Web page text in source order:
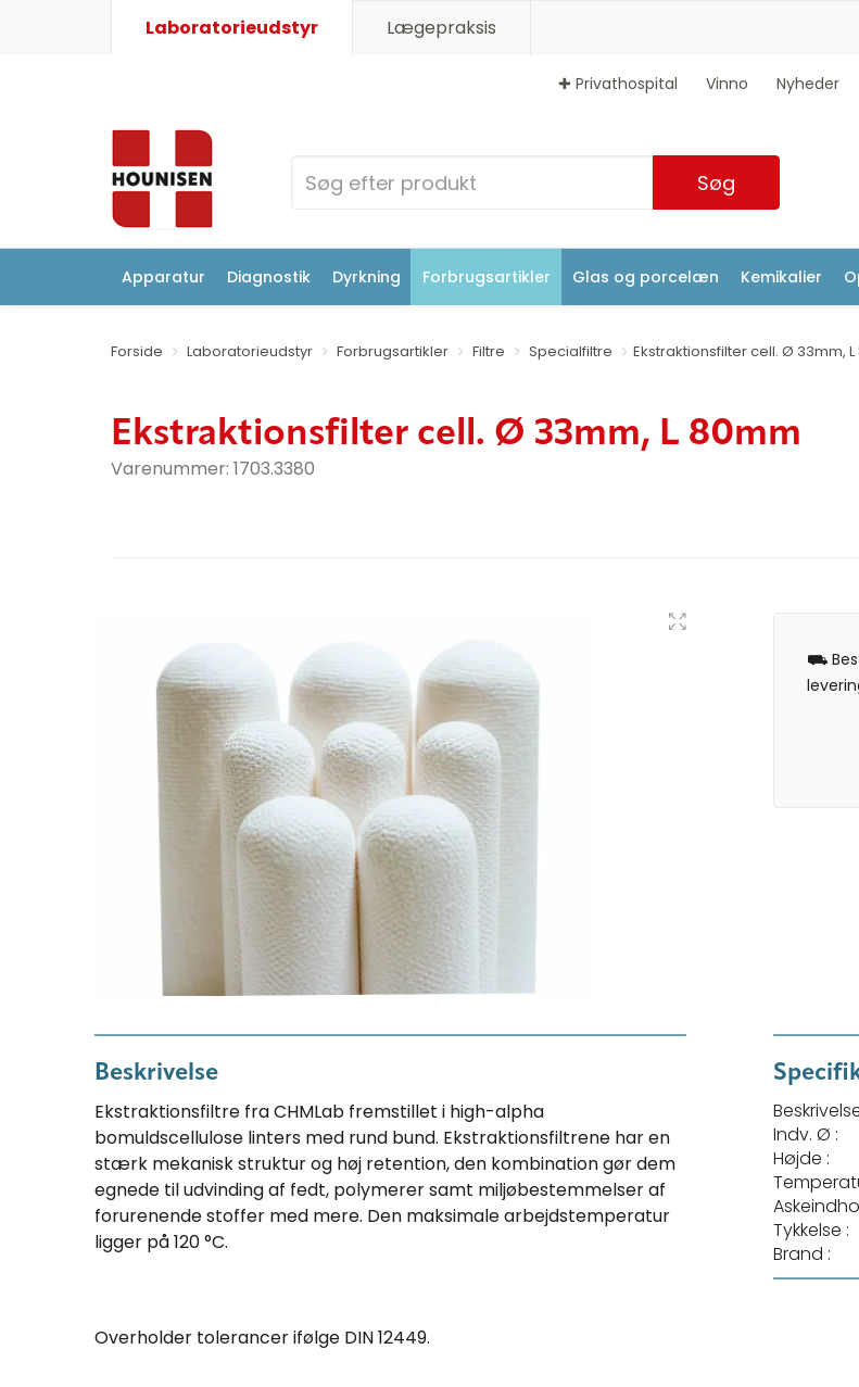
Laboratorieudstyr Lægepraksis
✚ Privathospital Vinno Nyheder
Søg
Apparatur Diagnostik Dyrkning Forbrugsartikler Glas og porcelæn Kemikalier
Forside Laboratorieudstyr Forbrugsartikler Filtre Specialfiltre Ekstraktionsfilter cell. Ø 33mm,
Ekstraktionsfilter cell. Ø 33mm, L 80mm
Varenummer: 1703.3380
⛟
Beskrivelse
Ekstraktionsfiltre fra CHMLab fremstillet i high-alpha
bomuldscellulose linters med rund bund. Ekstraktionsfiltrene har en
stærk mekanisk struktur og høj retention, den kombination gør dem
egnede til udvinding af fedt, polymerer samt miljøbestemmelser af
forurenende stoffer med mere. Den maksimale arbejdstemperatur
ligger på 120 °C.
Overholder tolerancer ifølge DIN 12449.
Indv. Ø :
Højde :
Tykkelse :
Brand :